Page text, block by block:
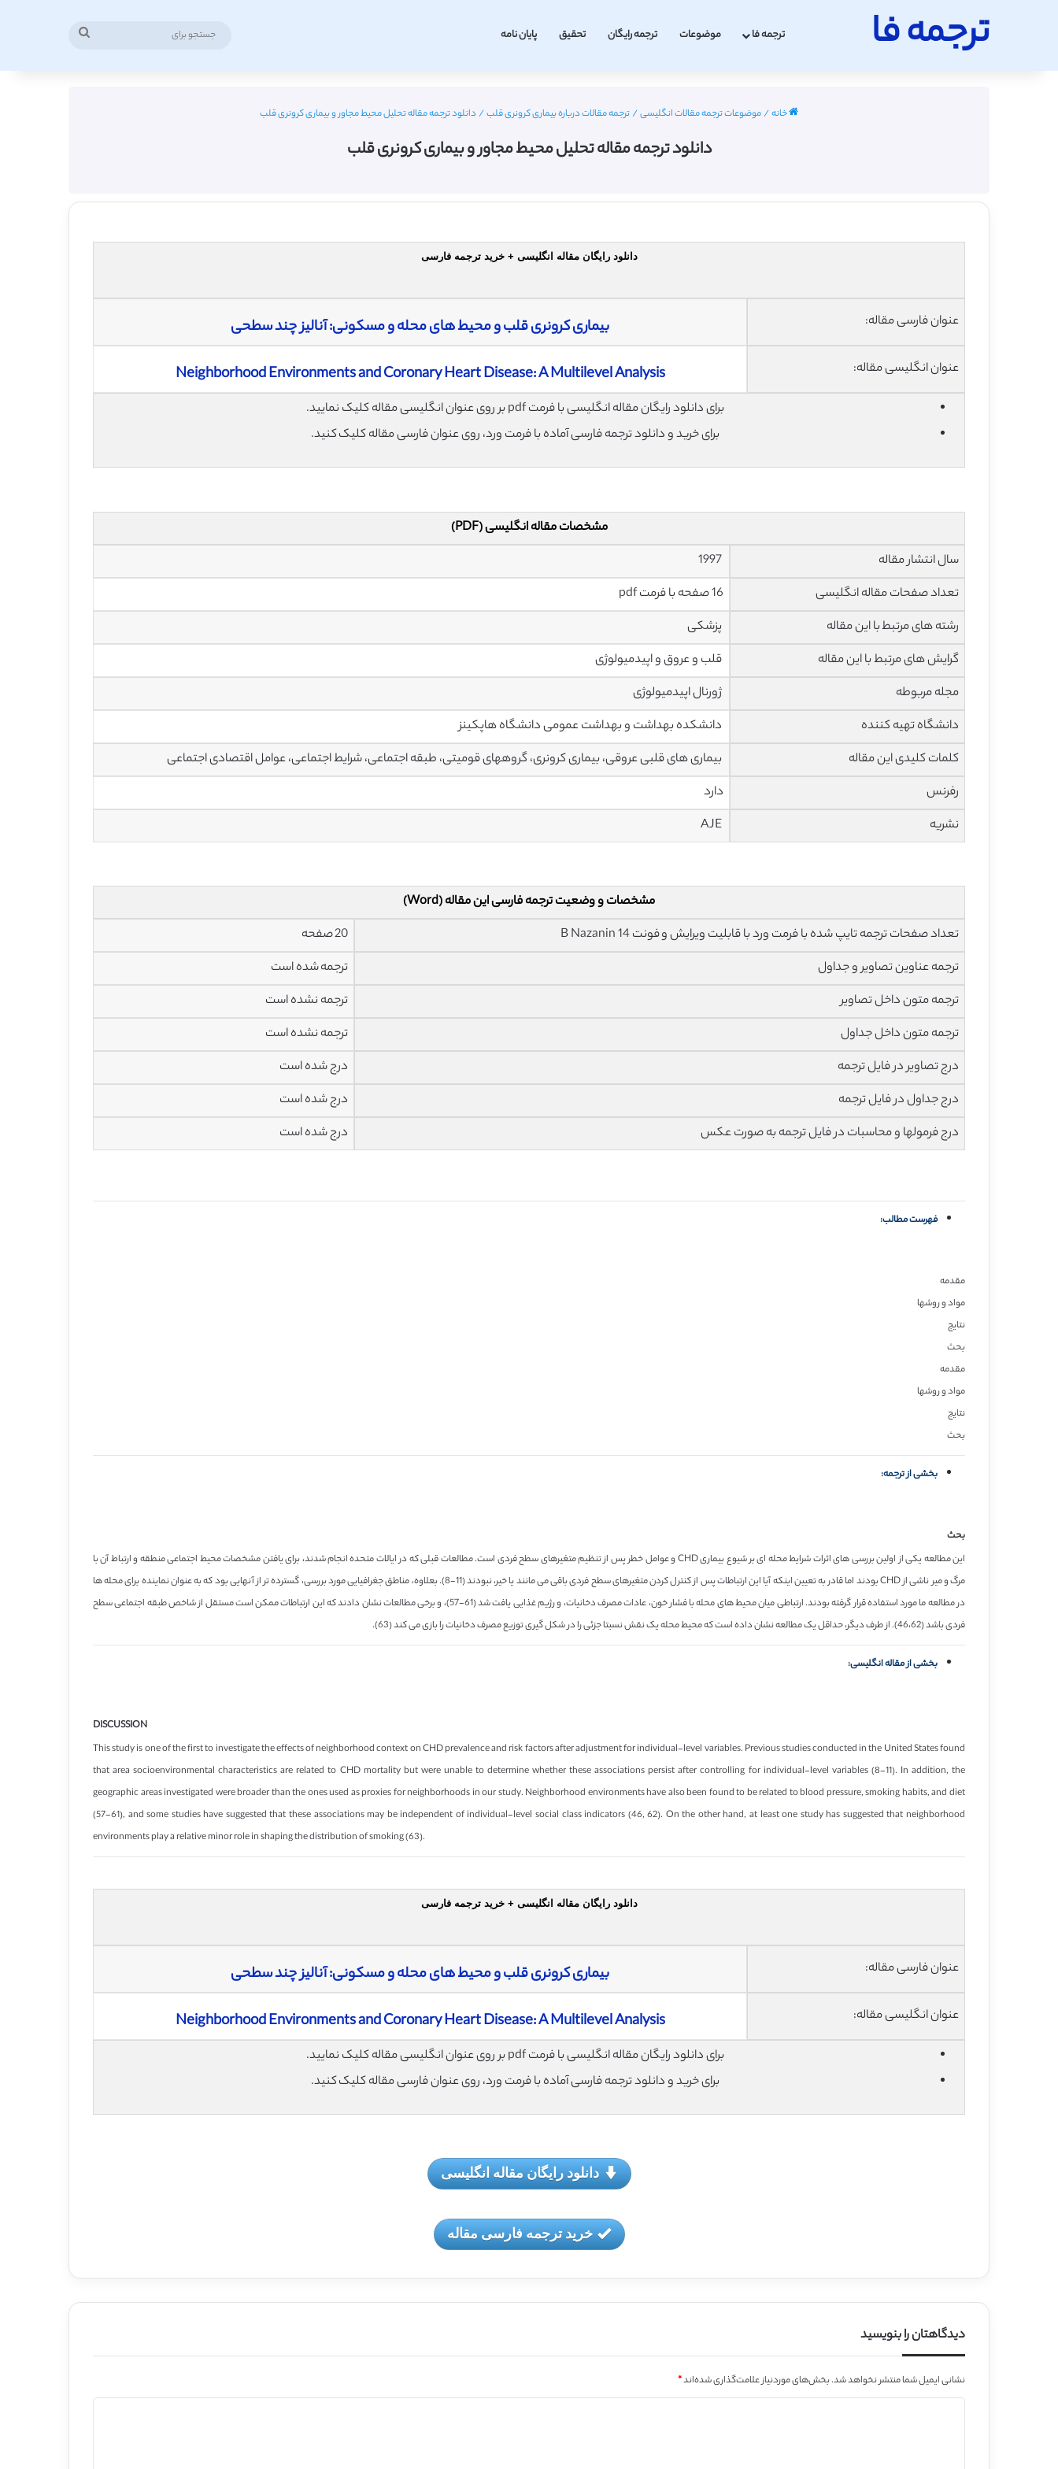
ترجمه فا ترجمه فا موضوعات ترجمه رایگان تحقیق پایان نامه
خانه/موضوعات ترجمه مقالات انگلیسی/ترجمه مقالات درباره بیماری کرونری قلب/ دانلود ترجمه مقاله تحلیل محیط مجاور و بیماری کرونری قلب
دانلود ترجمه مقاله تحلیل محیط مجاور و بیماری کرونری قلب
دانلود رایگان مقاله انگلیسی + خرید ترجمه فارسی
عنوان فارسی مقاله: بیماری کرونری قلب و محیط های محله و مسکونی: آنالیز چند سطحی
عنوان انگلیسی مقاله: Neighborhood Environments and Coronary Heart Disease: A Multilevel Analysis
برای دانلود رایگان مقاله انگلیسی با فرمت pdf بر روی عنوان انگلیسی مقاله کلیک نمایید.
برای خرید و دانلود ترجمه فارسی آماده با فرمت ورد، روی عنوان فارسی مقاله کلیک کنید.
مشخصات مقاله انگلیسی (PDF)
سال انتشار مقاله
تعداد صفحات مقاله انگلیسی
16 صفحه با فرمت pdf
رشته های مرتبط با این مقاله
پزشکی
گرایش های مرتبط با این مقاله
قلب و عروق و اپیدمیولوژی
مجله مربوطه
ژورنال اپیدمیولوژی
دانشگاه تهیه کننده
دانشکده بهداشت و بهداشت عمومی دانشگاه هاپکینز
کلمات کلیدی این مقاله
بیماری های قلبی عروقی، بیماری کرونری، گروههای قومیتی، طبقه اجتماعی، شرایط اجتماعی، عوامل اقتصادی اجتماعی
رفرنس
دارد
نشریه
مشخصات و وضعیت ترجمه فارسی این مقاله (Word)
تعداد صفحات ترجمه تایپ شده با فرمت ورد با قابلیت ویرایش و فونت 14 B Nazanin
20 صفحه
ترجمه عناوین تصاویر و جداول
ترجمه شده است
ترجمه متون داخل تصاویر
ترجمه نشده است
ترجمه متون داخل جداول
ترجمه نشده است
درج تصاویر در فایل ترجمه
درج شده است
درج جداول در فایل ترجمه
درج شده است
درج فرمولها و محاسبات در فایل ترجمه به صورت عکس
درج شده است
فهرست مطالب:
مقدمه
مواد و روشها
نتایج
بحث
مقدمه
مواد و روشها
نتایج
بحث
بخشی از ترجمه:
بحث
این مطالعه یکی از اولین بررسی های اثرات شرایط محله ای بر شیوع بیماری CHD و عوامل خطر پس از تنظیم متغیرهای سطح فردی است. مطالعات قبلی که در ایالات متحده انجام شدند، برای یافتن مشخصات محیط اجتماعی منطقه و ارتباط آن با
مرگ و میر ناشی از CHD بودند اما قادر به تعیین اینکه آیا این ارتباطات پس از کنترل کردن متغیرهای سطح فردی باقی می مانند یا خیر، نبودند (11-8). بعلاوه، مناطق جغرافیایی مورد بررسی، گسترده تر از آنهایی بود که به عنوان نماینده برای محله ها
در مطالعه ما مورد استفاده قرار گرفته بودند. ارتباطی میان محیط های محله با فشار خون، عادات مصرف دخانیات، و رژیم غذایی یافت شد (61-57)، و برخی مطالعات نشان دادند که این ارتباطات ممکن است مستقل از شاخص طبقه اجتماعی سطح
فردی باشد (46،62). از طرف دیگر، حداقل یک مطالعه نشان داده است که محیط محله یک نقش نسبتا جزئی را در شکل گیری توزیع مصرف دخانیات را بازی می کند (63).
بخشی از مقاله انگلیسی:
DISCUSSION
This study is one of the first to investigate the effects of neighborhood context on CHD prevalence and risk factors after adjustment for individual-level variables. Previous studies conducted in the United States found
that area socioenvironmental characteristics are related to CHD mortality but were unable to determine whether these associations persist after controlling for individual-level variables (8-11). In addition, the
geographic areas investigated were broader than the ones used as proxies for neighborhoods in our study. Neighborhood environments have also been found to be related to blood pressure, smoking habits, and diet
(57-61), and some studies have suggested that these associations may be independent of individual-level social class indicators (46, 62). On the other hand, at least one study has suggested that neighborhood
environments play a relative minor role in shaping the distribution of smoking (63).
دانلود رایگان مقاله انگلیسی + خرید ترجمه فارسی
عنوان فارسی مقاله: بیماری کرونری قلب و محیط های محله و مسکونی: آنالیز چند سطحی
عنوان انگلیسی مقاله: Neighborhood Environments and Coronary Heart Disease: A Multilevel Analysis
برای دانلود رایگان مقاله انگلیسی با فرمت pdf بر روی عنوان انگلیسی مقاله کلیک نمایید.
برای خرید و دانلود ترجمه فارسی آماده با فرمت ورد، روی عنوان فارسی مقاله کلیک کنید.
دانلود رایگان مقاله انگلیسی
خرید ترجمه فارسی مقاله
دیدگاهتان را بنویسید
نشانی ایمیل شما منتشر نخواهد شد.بخش‌های موردنیاز علامت‌گذاری شده‌اند*